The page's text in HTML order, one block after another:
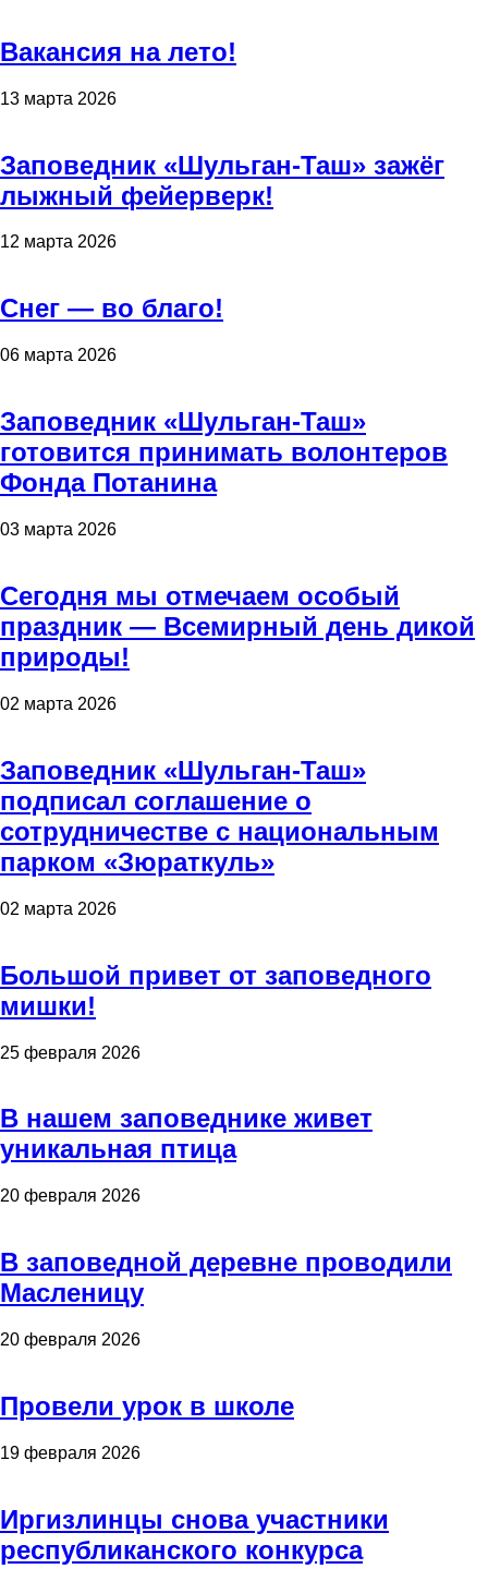
Вакансия на лето!
13 марта 2026
Заповедник «Шульган-Таш» зажёг
лыжный фейерверк!
12 марта 2026
Снег — во благо!
06 марта 2026
Заповедник «Шульган-Таш»
готовится принимать волонтеров
Фонда Потанина
03 марта 2026
Сегодня мы отмечаем особый
праздник — Всемирный день дикой
природы!
02 марта 2026
Заповедник «Шульган-Таш»
подписал соглашение о
сотрудничестве с национальным
парком «Зюраткуль»
02 марта 2026
Большой привет от заповедного
мишки!
25 февраля 2026
В нашем заповеднике живет
уникальная птица
20 февраля 2026
В заповедной деревне проводили
Масленицу
20 февраля 2026
Провели урок в школе
19 февраля 2026
Иргизлинцы снова участники
республиканского конкурса